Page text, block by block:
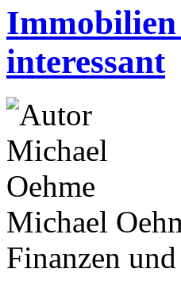
Immobilien
interessant
Michael
Finanzen